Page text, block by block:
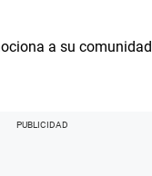
a su comunidad